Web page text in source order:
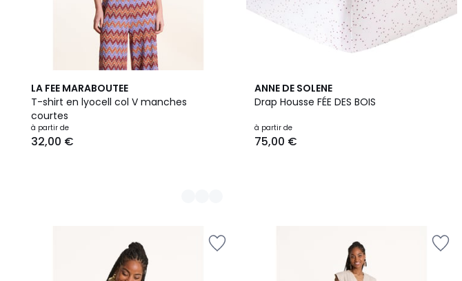
LA FEE MARABOUTEE
T-shirt en lyocell col V manches
courtes
Prix
à
à partir de
32,00 €
7
Couleurs
ANNE DE SOLENE
Drap Housse FÉE DES BOIS
à partir de
75,00 €